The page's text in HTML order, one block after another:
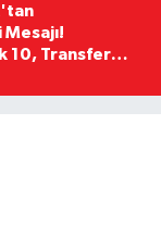
10, Transfer